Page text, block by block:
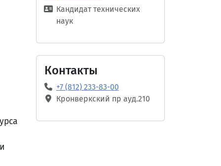
Кандидат технических
наук
Контакты
+7 (812) 233-83-00
Кронверкский пр ауд.210